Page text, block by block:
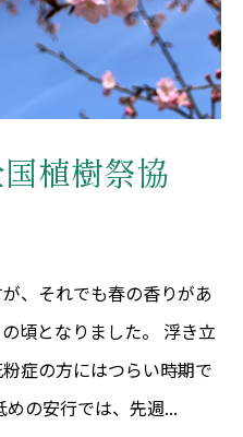
植樹祭協
、それでも春の香りがあ
頃となりました。 浮き立
症の方にはつらい時期で
の安行では、先週...